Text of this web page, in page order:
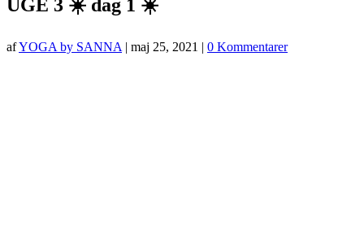
UGE 3 ☀️ dag 1 ☀️
afYOGA by SANNA | maj 25, 2021 | 0 Kommentarer